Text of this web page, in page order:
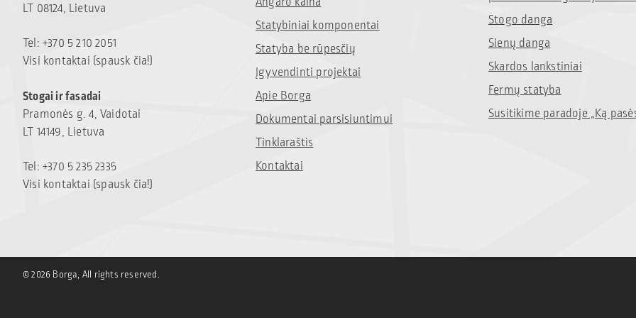
LT 08124, Lietuva
Tel: +370 5 210 2051
Visi kontaktai (spausk čia!)
Stogai ir fasadai
Pramonės g. 4, Vaidotai
LT 14149, Lietuva
Tel: +370 5 235 2335
Visi kontaktai (spausk čia!)
Statybiniai komponentai
Statyba be rūpesčių
Įgyvendinti projektai
Apie Borga
Dokumentai parsisiuntimui
Tinklaraštis
Kontaktai
Stogo danga
Sienų danga
Skardos lankstiniai
Fermų statyba
Susitikime paradoje „Ką
© 2026 Borga, All rights reserved.